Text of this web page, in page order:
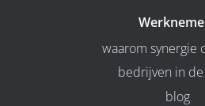
waarom synergie
bedrijven in
blog